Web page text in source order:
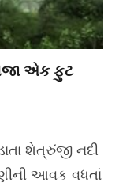
એક ફુટ
શેત્રુંજી નદી
આવક વધતાં